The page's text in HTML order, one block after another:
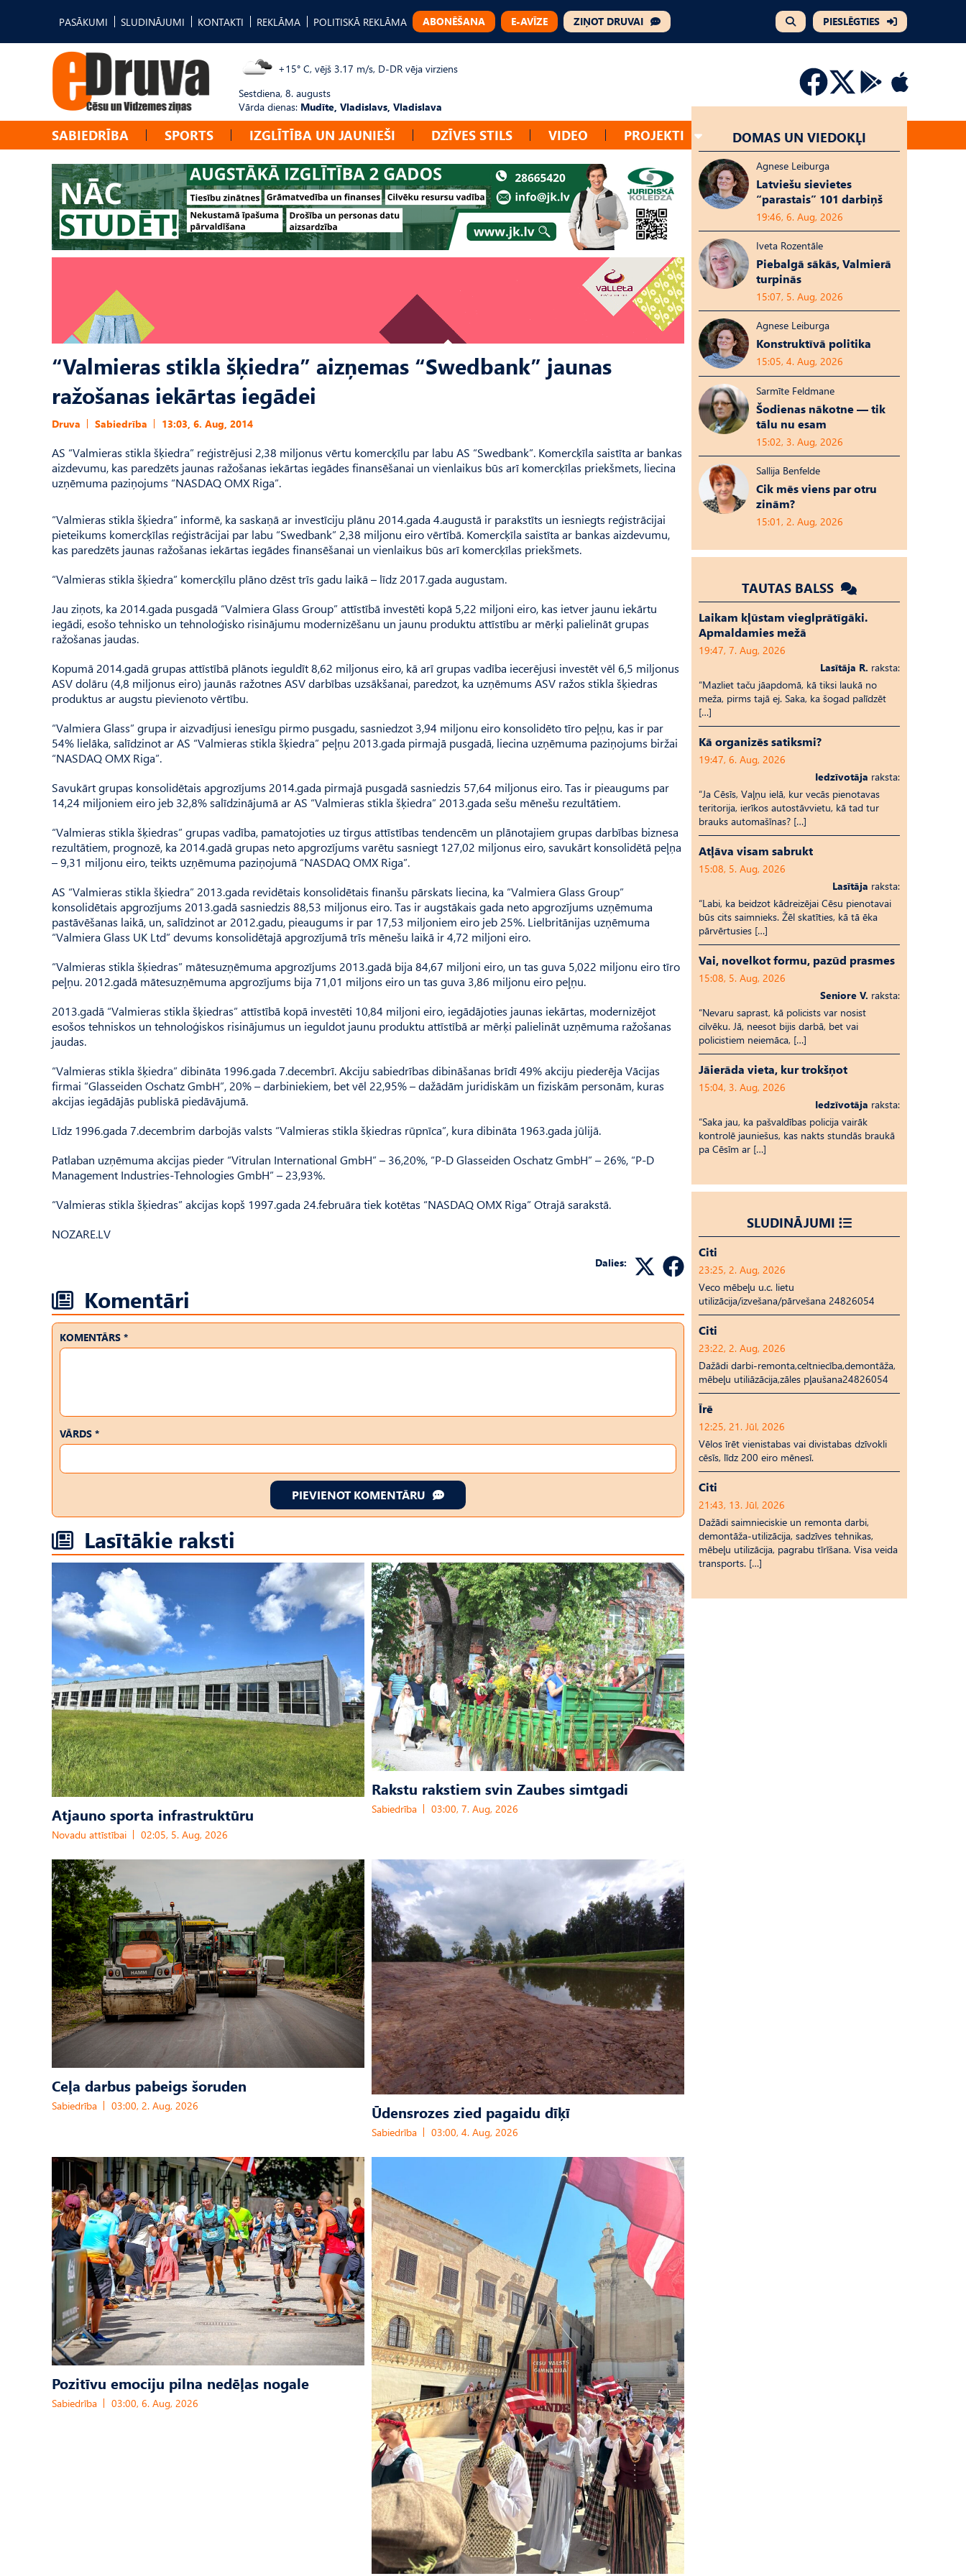
PASĀKUMI SLUDINĀJUMI KONTAKTI REKLĀMA POLITISKĀ REKLĀMA ABONĒŠANA E-AVĪZE ZIŅOT DRUVAI PIESLĒGTIES
+15° C, vējš 3.17 m/s, D-DR vēja virziens
Sestdiena, 8. augusts
Vārda dienas: Mudīte, Vladislavs, Vladislava
SABIEDRĪBA SPORTS IZGLĪTĪBA UN JAUNIEŠI DZĪVES STILS VIDEO PROJEKTI
“Valmieras stikla šķiedra” aizņemas “Swedbank” jaunas
ražošanas iekārtas iegādei
Druva Sabiedrība 13:03, 6. Aug, 2014
AS “Valmieras stikla šķiedra” reģistrējusi 2,38 miljonus vērtu komercķīlu par labu AS “Swedbank”. Komercķīla saistīta ar bankas
aizdevumu, kas paredzēts jaunas ražošanas iekārtas iegādes finansēšanai un vienlaikus būs arī komercķīlas priekšmets, liecina
uzņēmuma paziņojums “NASDAQ OMX Riga”.
“Valmieras stikla šķiedra” informē, ka saskaņā ar investīciju plānu 2014.gada 4.augustā ir parakstīts un iesniegts reģistrācijai
pieteikums komercķīlas reģistrācijai par labu “Swedbank” 2,38 miljonu eiro vērtībā. Komercķīla saistīta ar bankas aizdevumu,
kas paredzēts jaunas ražošanas iekārtas iegādes finansēšanai un vienlaikus būs arī komercķīlas priekšmets.
“Valmieras stikla šķiedra” komercķīlu plāno dzēst trīs gadu laikā – līdz 2017.gada augustam.
Jau ziņots, ka 2014.gada pusgadā “Valmiera Glass Group” attīstībā investēti kopā 5,22 miljoni eiro, kas ietver jaunu iekārtu
iegādi, esošo tehnisko un tehnoloģisko risinājumu modernizēšanu un jaunu produktu attīstību ar mērķi palielināt grupas
ražošanas jaudas.
Kopumā 2014.gadā grupas attīstībā plānots ieguldīt 8,62 miljonus eiro, kā arī grupas vadība iecerējusi investēt vēl 6,5 miljonus
ASV dolāru (4,8 miljonus eiro) jaunās ražotnes ASV darbības uzsākšanai, paredzot, ka uzņēmums ASV ražos stikla šķiedras
produktus ar augstu pievienoto vērtību.
“Valmiera Glass” grupa ir aizvadījusi ienesīgu pirmo pusgadu, sasniedzot 3,94 miljonu eiro konsolidēto tīro peļņu, kas ir par
54% lielāka, salīdzinot ar AS “Valmieras stikla šķiedra” peļņu 2013.gada pirmajā pusgadā, liecina uzņēmuma paziņojums biržai
“NASDAQ OMX Riga”.
Savukārt grupas konsolidētais apgrozījums 2014.gada pirmajā pusgadā sasniedzis 57,64 miljonus eiro. Tas ir pieaugums par
14,24 miljoniem eiro jeb 32,8% salīdzinājumā ar AS “Valmieras stikla šķiedra” 2013.gada sešu mēnešu rezultātiem.
“Valmieras stikla šķiedras” grupas vadība, pamatojoties uz tirgus attīstības tendencēm un plānotajiem grupas darbības biznesa
rezultātiem, prognozē, ka 2014.gadā grupas neto apgrozījums varētu sasniegt 127,02 miljonus eiro, savukārt konsolidētā peļņa
– 9,31 miljonu eiro, teikts uzņēmuma paziņojumā “NASDAQ OMX Riga”.
AS “Valmieras stikla šķiedra” 2013.gada revidētais konsolidētais finanšu pārskats liecina, ka “Valmiera Glass Group”
konsolidētais apgrozījums 2013.gadā sasniedzis 88,53 miljonus eiro. Tas ir augstākais gada neto apgrozījums uzņēmuma
pastāvēšanas laikā, un, salīdzinot ar 2012.gadu, pieaugums ir par 17,53 miljoniem eiro jeb 25%. Lielbritānijas uzņēmuma
“Valmiera Glass UK Ltd” devums konsolidētajā apgrozījumā trīs mēnešu laikā ir 4,72 miljoni eiro.
“Valmieras stikla šķiedras” mātesuzņēmuma apgrozījums 2013.gadā bija 84,67 miljoni eiro, un tas guva 5,022 miljonu eiro tīro
peļņu. 2012.gadā mātesuzņēmuma apgrozījums bija 71,01 miljons eiro un tas guva 3,86 miljonu eiro peļņu.
2013.gadā “Valmieras stikla šķiedras” attīstībā kopā investēti 10,84 miljoni eiro, iegādājoties jaunas iekārtas, modernizējot
esošos tehniskos un tehnoloģiskos risinājumus un ieguldot jaunu produktu attīstībā ar mērķi palielināt uzņēmuma ražošanas
jaudas.
“Valmieras stikla šķiedra” dibināta 1996.gada 7.decembrī. Akciju sabiedrības dibināšanas brīdī 49% akciju piederēja Vācijas
firmai “Glasseiden Oschatz GmbH”, 20% – darbiniekiem, bet vēl 22,95% – dažādām juridiskām un fiziskām personām, kuras
akcijas iegādājās publiskā piedāvājumā.
Līdz 1996.gada 7.decembrim darbojās valsts “Valmieras stikla šķiedras rūpnīca”, kura dibināta 1963.gada jūlijā.
Patlaban uzņēmuma akcijas pieder “Vitrulan International GmbH” – 36,20%, “P-D Glasseiden Oschatz GmbH” – 26%, “P-D
Management Industries-Tehnologies GmbH” – 23,93%.
“Valmieras stikla šķiedras” akcijas kopš 1997.gada 24.februāra tiek kotētas “NASDAQ OMX Riga” Otrajā sarakstā.
NOZARE.LV
Dalies:
Komentāri
KOMENTĀRS *
VĀRDS *
PIEVIENOT KOMENTĀRU
Lasītākie raksti
Atjauno sporta infrastruktūru
Novadu attīstībai 02:05, 5. Aug, 2026
Rakstu rakstiem svin Zaubes simtgadi
Sabiedrība 03:00, 7. Aug, 2026
Ceļa darbus pabeigs šoruden
Sabiedrība 03:00, 2. Aug, 2026 Ūdensrozes zied pagaidu dīķī
Sabiedrība 03:00, 4. Aug, 2026
Pozitīvu emociju pilna nedēļas nogale
Sabiedrība 03:00, 6. Aug, 2026
DOMAS UN VIEDOKĻI
Agnese Leiburga
Latviešu sievietes
“parastais” 101 darbiņš
19:46, 6. Aug, 2026
Iveta Rozentāle
Piebalgā sākās, Valmierā
turpinās
15:07, 5. Aug, 2026
Agnese Leiburga
Konstruktīvā politika
15:05, 4. Aug, 2026
Sarmīte Feldmane
Šodienas nākotne — tik
tālu nu esam
15:02, 3. Aug, 2026
Sallija Benfelde
Cik mēs viens par otru
zinām?
15:01, 2. Aug, 2026
TAUTAS BALSS
Laikam kļūstam vieglprātīgāki.
Apmaldamies mežā
19:47, 7. Aug, 2026
Lasītāja R. raksta:
“Mazliet taču jāapdomā, kā tiksi laukā no
meža, pirms tajā ej. Saka, ka šogad palīdzēt
[…]
Kā organizēs satiksmi?
19:47, 6. Aug, 2026
Iedzīvotāja raksta:
“Ja Cēsīs, Vaļņu ielā, kur vecās pienotavas
teritorija, ierīkos autostāvvietu, kā tad tur
brauks automašīnas? […]
Atļāva visam sabrukt
15:08, 5. Aug, 2026
Lasītāja raksta:
“Labi, ka beidzot kādreizējai Cēsu pienotavai
būs cits saimnieks. Žēl skatīties, kā tā ēka
pārvērtusies […]
Vai, novelkot formu, pazūd prasmes
15:08, 5. Aug, 2026
Seniore V. raksta:
“Nevaru saprast, kā policists var nosist
cilvēku. Jā, neesot bijis darbā, bet vai
policistiem neiemāca, […]
Jāierāda vieta, kur trokšņot
15:04, 3. Aug, 2026
Iedzīvotāja raksta:
“Saka jau, ka pašvaldības policija vairāk
kontrolē jauniešus, kas nakts stundās braukā
pa Cēsīm ar […]
SLUDINĀJUMI
Citi
23:25, 2. Aug, 2026
Veco mēbeļu u.c. lietu
utilizācija/izvešana/pārvešana 24826054
Citi
23:22, 2. Aug, 2026
Dažādi darbi-remonta,celtniecība,demontāža,
mēbeļu utiliāzācija,zāles pļaušana24826054
Īrē
12:25, 21. Jūl, 2026
Vēlos īrēt vienistabas vai divistabas dzīvokli
cēsīs, līdz 200 eiro mēnesī.
Citi
21:43, 13. Jūl, 2026
Dažādi saimnieciskie un remonta darbi,
demontāža-utilizācija, sadzīves tehnikas,
mēbeļu utilizācija, pagrabu tīrīšana. Visa veida
transports. […]